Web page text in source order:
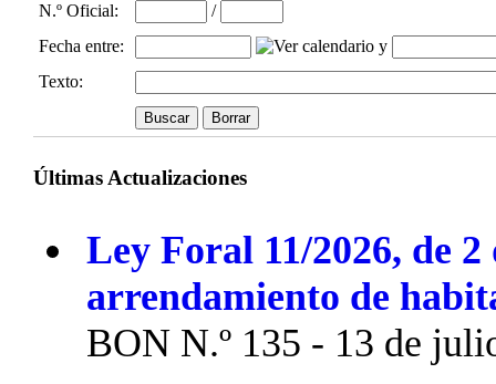
N.º Oficial:
/
Fecha entre:
y
Texto:
Últimas Actualizaciones
Ley Foral 11/2026, de
arrendamiento de
BON N.º 135 - 13 de